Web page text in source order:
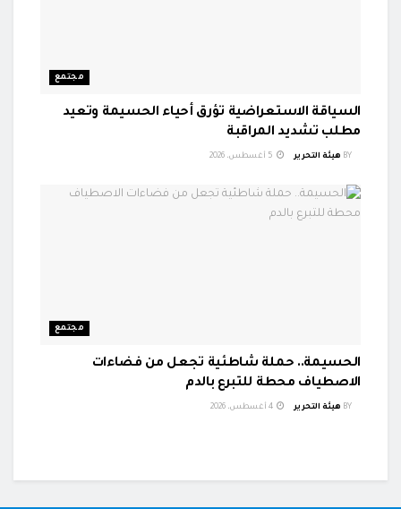
مجتمع
السياقة الاستعراضية تؤرق أحياء الحسيمة وتعيد
مطلب تشديد المراقبة
BY هيئة التحرير
مجتمع
الحسيمة.. حملة شاطئية تجعل من فضاءات
الاصطياف محطة للتبرع بالدم
BY هيئة التحرير